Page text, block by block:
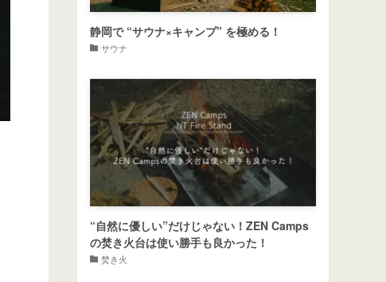
静岡で “サウナ×キャンプ” を極める！
サウナ
“自然に優しい”だけじゃない！ZEN Camps
の焚き火台は使い勝手も良かった！
焚き火